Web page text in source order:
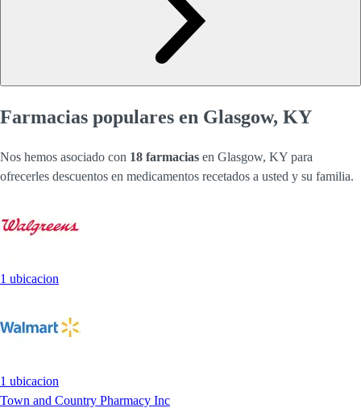
Farmacias populares en Glasgow, KY
Nos hemos asociado con 18 farmacias en Glasgow, KY para
ofrecerles descuentos en medicamentos recetados a usted y su familia.
1 ubicacion
1 ubicacion
Town and Country Pharmacy Inc